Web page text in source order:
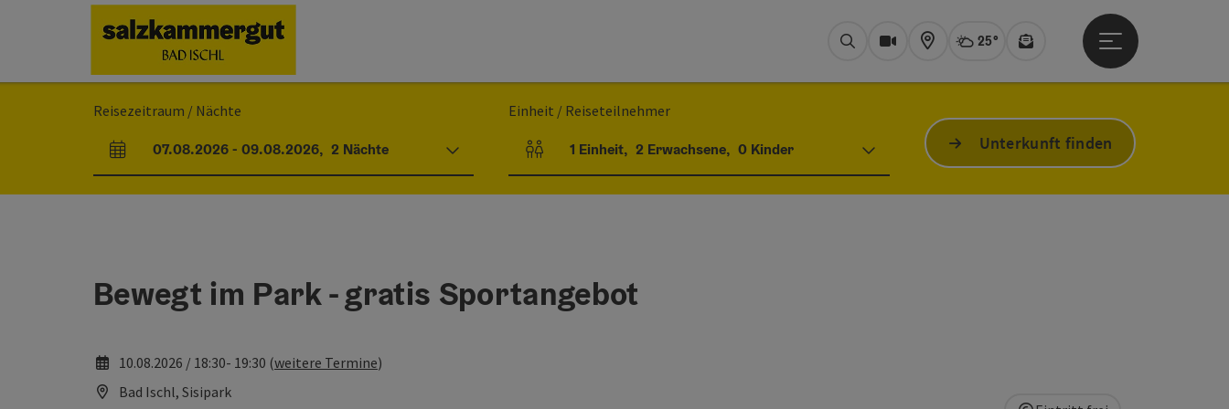
[0]
Zur Navigation[1]
Zum Seitenanfang
[7]
SuchenWebcams
Karte Aktuelles Wetter Bad Ischl,
25°
Newsletter
Hauptmenü öffnen
Reisezeitraum / Nächte
An- und Abreisefelder
07.08.2026- 09.08.2026, 2 Nächte
Einheit / Reiseteilnehmer
Einheitenanzahl und Personenfelder
1 Einheit, 2 Erwachsene, 0 Kinder Unterkunft finden
Bewegt im Park - gratis Sportangebot
10.08.2026 / 18:30- 19:30 (weitere Termine)
Bad Ischl, Sisipark